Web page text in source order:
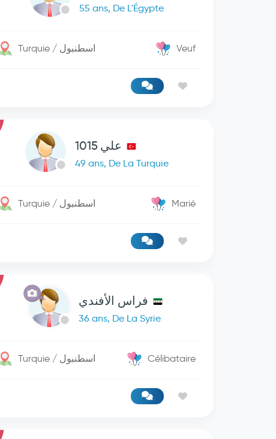
55 ans, De L'Égypte
Turquie / اسطنبول Veuf
علي 1015
49 ans, De La Turquie
Turquie / اسطنبول Marié
فراس الأفندي
36 ans, De La Syrie
Turquie / اسطنبول Célibataire